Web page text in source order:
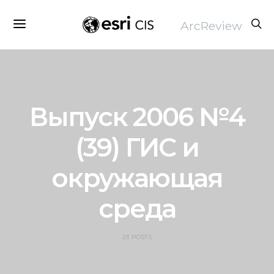
ArcReview
Выпуск 2006 №4
(39) ГИС и
окружающая
среда
23 POSTS